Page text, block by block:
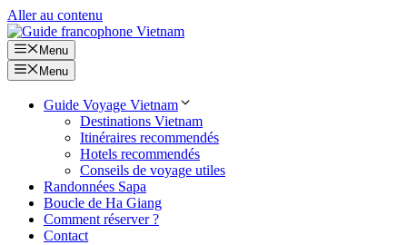
Aller au contenu
Menu
Menu
Guide Voyage Vietnam
Destinations Vietnam
Itinéraires recommendés
Hotels recommendés
Conseils de voyage utiles
Randonnées Sapa
Boucle de Ha Giang
Comment réserver ?
Contact